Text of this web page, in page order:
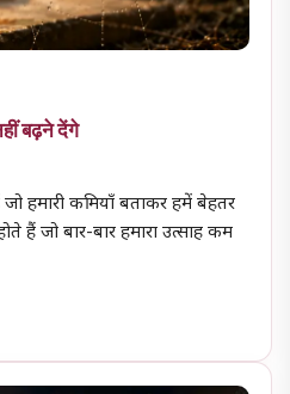
बढ़ने देंगे
हमारी कमियाँ बताकर हमें बेहतर
हैं जो बार-बार हमारा उत्साह कम